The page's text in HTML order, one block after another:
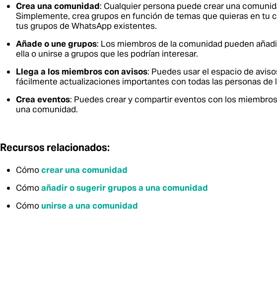
Crea una comunidad: Cualquier persona puede crear una
Simplemente, crea grupos en función de temas que quieras en tu
tus grupos de WhatsApp existentes.
Añade o une grupos: Los miembros de la comunidad pueden
ella o unirse a grupos que les podrían interesar.
Llega a los miembros con avisos: Puedes usar el espacio de
fácilmente actualizaciones importantes con todas las personas de
Crea eventos: Puedes crear y compartir eventos con los
una comunidad.
Recursos relacionados:
Cómocrear una comunidad
Cómoañadir o sugerir grupos a una comunidad
Cómo unirse a una comunidad